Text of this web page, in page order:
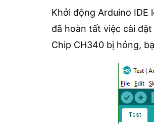
Khởi động Arduino
đã hoàn tất việc cài
Chip CH340 bị hỏng,